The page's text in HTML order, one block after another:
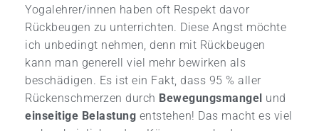
Yogalehrer/innen haben oft Respekt davor
Rückbeugen zu unterrichten. Diese Angst möchte
ich unbedingt nehmen, denn mit Rückbeugen
kann man generell viel mehr bewirken als
beschädigen. Es ist ein Fakt, dass 95 % aller
Rückenschmerzen durch Bewegungsmangel und
einseitige Belastung entstehen! Das macht es viel